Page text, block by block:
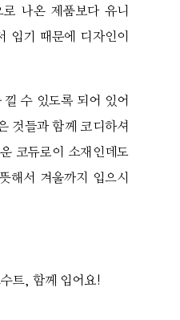
나온 제품보다 유니
입기 때문에 디자인이
수 있도록 되어 있어
것들과 함께 코디하셔
코듀로이 소재인데도
해서 겨울까지 입으시
트, 함께 입어요!